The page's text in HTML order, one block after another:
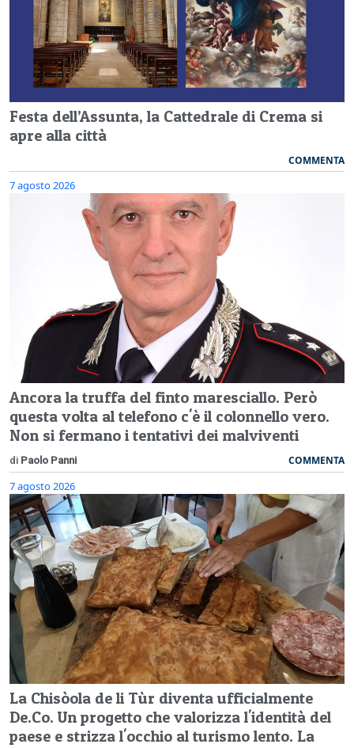
Festa dell’Assunta, la Cattedrale di Crema si
apre alla città
COMMENTA
7 agosto 2026
Ancora la truffa del finto maresciallo. Però
questa volta al telefono c'è il colonnello vero.
Non si fermano i tentativi dei malviventi
di Paolo Panni COMMENTA
7 agosto 2026
La Chisòola de li Tùr diventa ufficialmente
De.Co. Un progetto che valorizza l'identità del
paese e strizza l'occhio al turismo lento. La